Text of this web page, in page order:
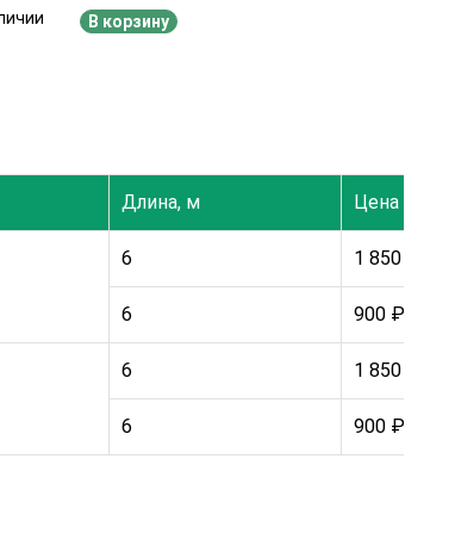
В корзину
Длина, м Цена
6 1 850
6 900 ₽
6 1 850
6 900 ₽